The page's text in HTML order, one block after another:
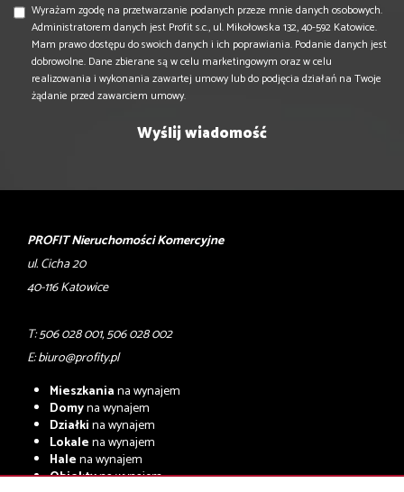
Wyrażam zgodę na przetwarzanie podanych przeze mnie danych osobowych.
Administratorem danych jest Profit s.c., ul. Mikołowska 132, 40-592 Katowice.
Mam prawo dostępu do swoich danych i ich poprawiania. Podanie danych jest
dobrowolne. Dane zbierane są w celu marketingowym oraz w celu
realizowania i wykonania zawartej umowy lub do podjęcia działań na Twoje
żądanie przed zawarciem umowy.
PROFIT Nieruchomości Komercyjne
ul. Cicha 20
40-116 Katowice
T: 506 028 001, 506 028 002
E:biuro@profity.pl
Mieszkaniana wynajem
Domyna wynajem
Działkina wynajem
Lokalena wynajem
Halena wynajem
Obiektyna wynajem